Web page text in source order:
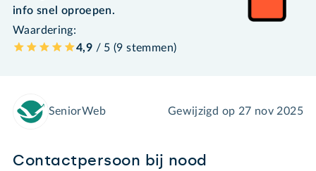
info snel oproepen.
Waardering:
4,9 / 5 (9 stemmen)
SeniorWeb Gewijzigd op 27 nov 2025
Contactpersoon bij nood